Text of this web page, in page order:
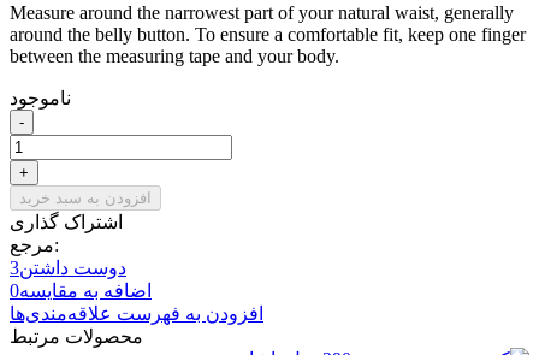
Measure around the narrowest part of your natural waist, generally
around the belly button. To ensure a comfortable fit, keep one finger
between the measuring tape and your body.
ناموجود
-
+
افزودن به سبد خرید
اشتراک گذاری
مرجع:
دوست داشتن3
اضافه به مقایسه0
افزودن به فهرست علاقه‌مندی‌ها
محصولات مرتبط